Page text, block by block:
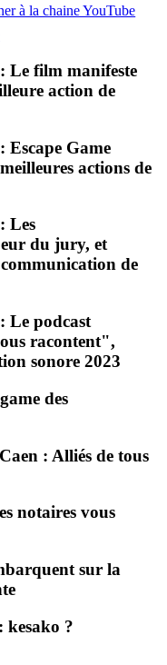
à la chaine YouTube
Le film manifeste
action de
Escape Game
actions de
Les
du jury, et
de
Le podcast
racontent",
sonore 2023
des
: Alliés de tous
notaires vous
sur la
kesako ?